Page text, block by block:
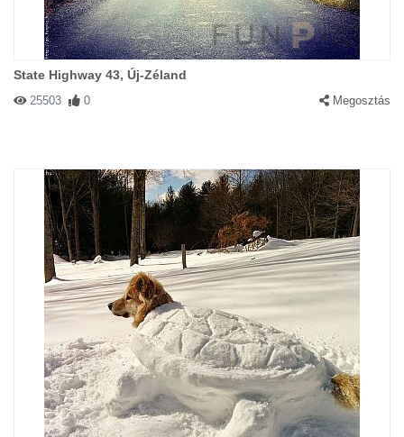
State Highway 43, Új-Zéland
25503 0 Megosztás